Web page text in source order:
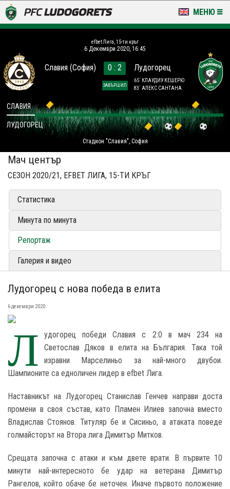
МЕНЮ
LUDOGORETS TV
НА ТЕРЕНА
СТАДИОН & БАЗИ
КЛУБ
ЗА ФЕНОВЕ
efbet Лига, 15-ти кръг
6 Декември 2020, 16:45
Славия (София) 0 : 2
ЗАВЪРШИЛ
Лудогорец
65´ КЛАУДИУ КЕШЕРЮ
83´ АЛЕКС САНТАНА
Стадион "Славия", София
СЛАВИЯ
ЛУДОГОРЕЦ
Мач център
СЕЗОН 2020/21, EFBET ЛИГА, 15-ТИ КРЪГ
Статистика
Минута по минута
Репортаж
Галерия и видео
Лудогорец с нова победа в елита
6 декември 2020
Л
удогорец победи Славия с 2:0 в мач 234 на
Светослав Дяков в елита на България. Така той
изравни Марселиньо за най-много двубои.
Шампионите са едноличен лидер в efbet Лига.
Наставникът на Лудогорец Станислав Генчев направи доста
промени в своя състав, като Пламен Илиев започна вместо
Владислав Стоянов. Титуляр бе и Сисиньо, а атаката поведе
голмайсторът на Втора лига Димитър Митков.
Срещата започна с атаки и към двете врати. В първите 10
минути най-интересното бе удар на ветерана Димитър
Рангелов, който обаче бе неточен. Иначе първото положение